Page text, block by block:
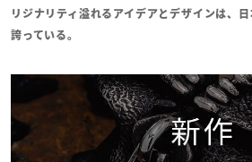
リジナリティ溢れるアイデアとデザインは、
誇っている。